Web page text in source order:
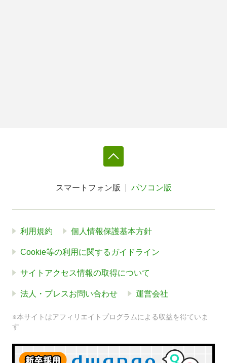
スマートフォン版 パソコン版
利用規約 個人情報保護基本方針
Cookie等の利用に関するガイドライン
サイトアクセス情報の取得について
法人・プレスお問い合わせ 運営会社
※本サイトはアフィリエイトプログラムによる収益を得ていま
す